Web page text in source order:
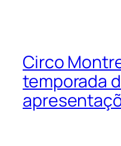
Circo
temporada